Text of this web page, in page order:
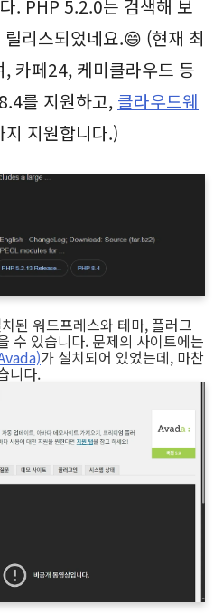
. PHP 5.2.0는 검색해 보
리스되었네요.😄 (현재 최
카페24, 케미클라우드 등
를 지원하고, 클라우드웨
지원합니다.)
된 워드프레스와 테마, 플러그
수 있습니다. 문제의 사이트에는
가 설치되어 있었는데, 마찬
니다.